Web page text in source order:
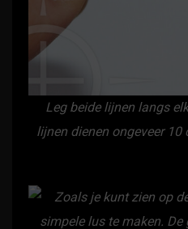
Leg beide lijnen langs
lijnen dienen ongeveer